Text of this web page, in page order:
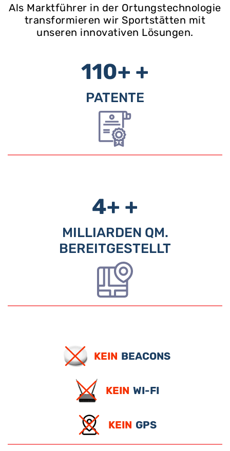
Als Marktführer in der Ortungstechnologie
transformieren wir Sportstätten mit
unseren innovativen Lösungen.
110+ +
PATENTE
4+ +
MILLIARDEN QM.
BEREITGESTELLT
KEIN BEACONS
KEIN WI-FI
KEIN GPS